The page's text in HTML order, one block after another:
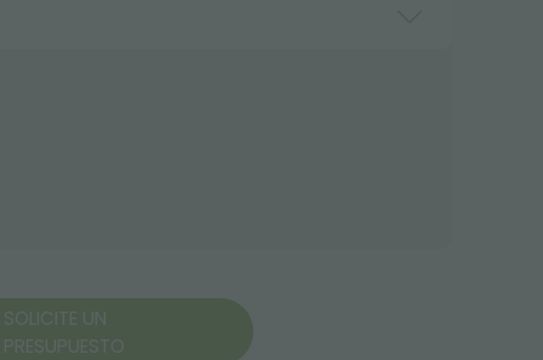
SOLICITE UN
PRESUPUESTO